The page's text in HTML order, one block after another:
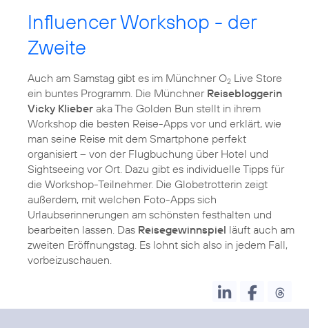
Influencer Workshop - der
Zweite
Auch am Samstag gibt es im Münchner O2 Live Store
ein buntes Programm. Die Münchner Reisebloggerin
Vicky Klieber aka The Golden Bun stellt in ihrem
Workshop die besten Reise-Apps vor und erklärt, wie
man seine Reise mit dem Smartphone perfekt
organisiert – von der Flugbuchung über Hotel und
Sightseeing vor Ort. Dazu gibt es individuelle Tipps für
die Workshop-Teilnehmer. Die Globetrotterin zeigt
außerdem, mit welchen Foto-Apps sich
Urlaubserinnerungen am schönsten festhalten und
bearbeiten lassen. Das Reisegewinnspiel läuft auch am
zweiten Eröffnungstag. Es lohnt sich also in jedem Fall,
vorbeizuschauen.